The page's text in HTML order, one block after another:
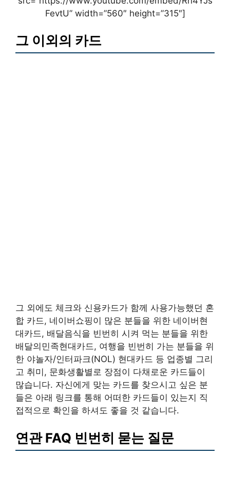
FevtU” width=”560″ height=”315″]
그 이외의 카드
그 외에도 체크와 신용카드가 함께 사용가능했던 혼
합 카드, 네이버쇼핑이 많은 분들을 위한 네이버현
대카드, 배달음식을 빈번히 시켜 먹는 분들을 위한
배달의민족현대카드, 여행을 빈번히 가는 분들을 위
한 야놀자/인터파크(NOL) 현대카드 등 업종별 그리
고 취미, 문화생활별로 장점이 다채로운 카드들이
많습니다. 자신에게 맞는 카드를 찾으시고 싶은 분
들은 아래 링크를 통해 어떠한 카드들이 있는지 직
접적으로 확인을 하셔도 좋을 것 같습니다.
연관 FAQ 빈번히 묻는 질문